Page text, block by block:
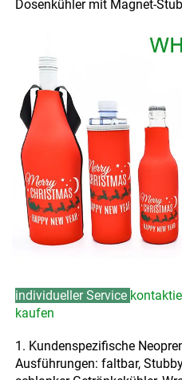
Dosenkühler mit Magnet-
individueller Service
kaufen
1. Kundenspezifische
Ausführungen: faltbar,